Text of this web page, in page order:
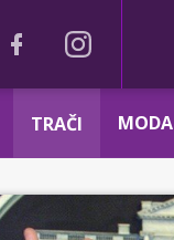
TRAČI MODA